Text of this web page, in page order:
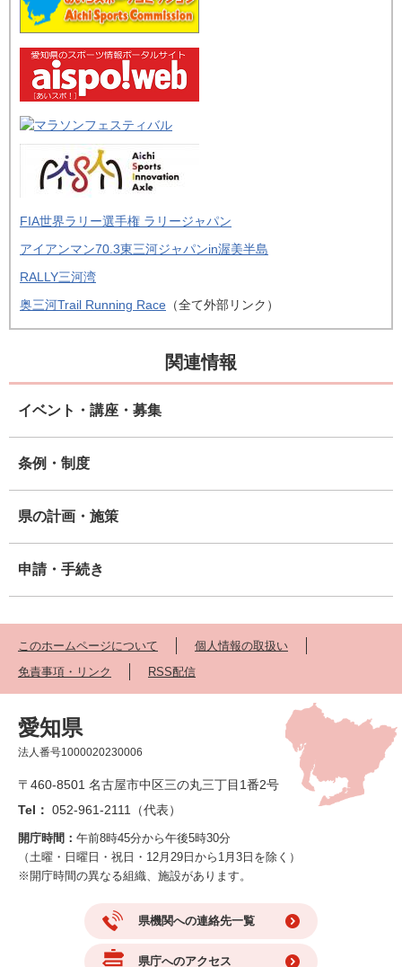
FIA世界ラリー選手権 ラリージャパン
アイアンマン70.3東三河ジャパンin渥美半島
RALLY三河湾
奥三河Trail Running Race （全て外部リンク）
関連情報
イベント・講座・募集
条例・制度
県の計画・施策
申請・手続き
このホームページについて
個人情報の取扱い
免責事項・リンク
RSS配信
愛知県
法人番号1000020230006
〒460-8501 名古屋市中区三の丸三丁目1番2号
Tel： 052-961-2111（代表）
開庁時間： 午前8時45分から午後5時30分
（土曜・日曜日・祝日・12月29日から1月3日を除く）
※開庁時間の異なる組織、施設があります。
県機関への連絡先一覧
県庁へのアクセス